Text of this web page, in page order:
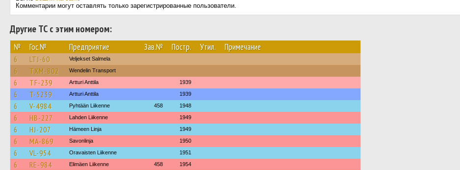
Комментарии могут оставлять только зарегистрированные пользователи.
Другие ТС с этим номером:
№ Гос.№ Предприятие Зав.№ Постр. Утил. Примечание
6 LTJ-60 Veljekset Salmela
6 TXM-802 Wendelin Transport
6 TF-239 Artturi Anttila 1939
6 T-5239 Artturi Anttila 1939
6 V-4984 Pyhtään Liikenne 458 1948
6 HB-227 Lahden Liikenne 1949
6 HJ-207 Hämeen Linja 1949
6 MA-869 Savonlinja 1950
6 VL-954 Oravaisten Liikenne 1951
6 RE-984 Elimäen Liikenne 458 1954